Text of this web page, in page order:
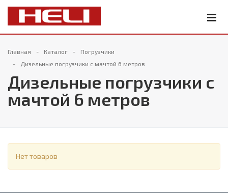
Главная Каталог
Погрузчики
Дизельные погрузчики с мачтой 6 метров
Дизельные погрузчики с
мачтой 6 метров
Нет товаров